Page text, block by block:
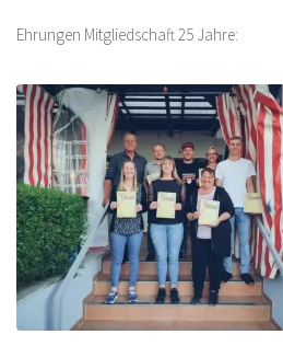
Ehrungen Mitgliedschaft 25 Jahre: